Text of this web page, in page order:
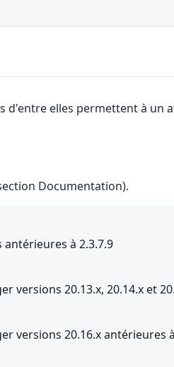
elles permettent à
Documentation).
à 2.3.7.9
versions 20.13.x, 20.14.x et
versions 20.16.x antérieures